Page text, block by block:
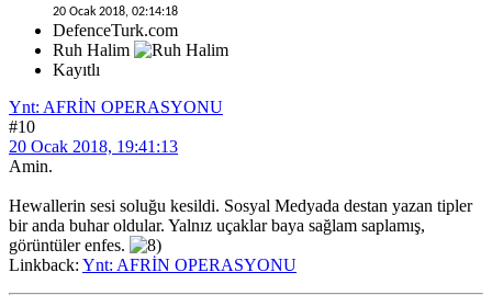
20 Ocak 2018, 02:14:18
DefenceTurk.com
Ruh Halim
Kayıtlı
Ynt: AFRİN OPERASYONU
#10
20 Ocak 2018, 19:41:13
Amin.
Hewallerin sesi soluğu kesildi. Sosyal Medyada destan yazan tipler
bir anda buhar oldular. Yalnız uçaklar baya sağlam saplamış,
görüntüler enfes.
Linkback: Ynt: AFRİN OPERASYONU